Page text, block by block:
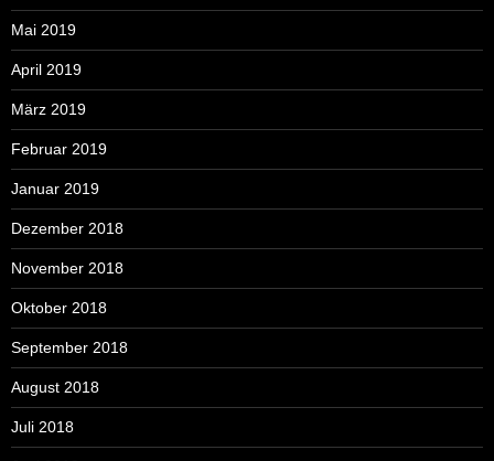
Mai 2019
April 2019
März 2019
Februar 2019
Januar 2019
Dezember 2018
November 2018
Oktober 2018
September 2018
August 2018
Juli 2018